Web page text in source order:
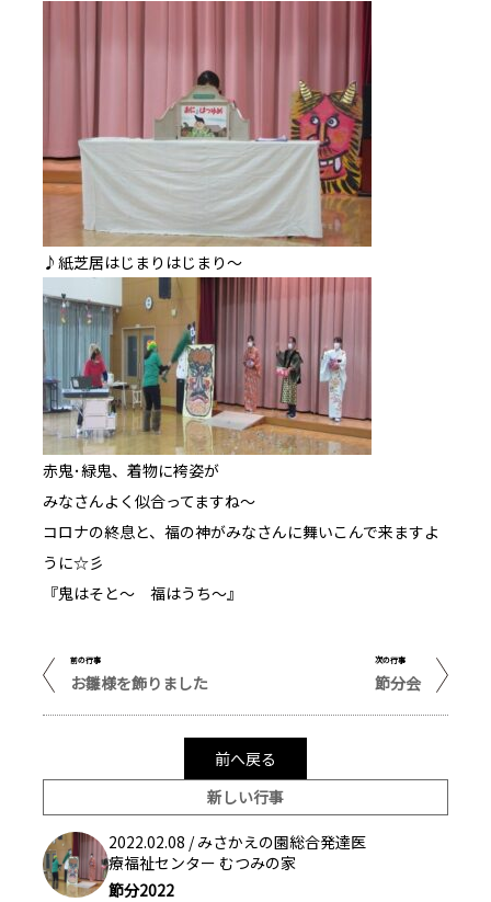
♪紙芝居はじまりはじまり～
赤鬼･緑鬼、着物に袴姿が
みなさんよく似合ってますね～
コロナの終息と、福の神がみなさんに舞いこんで来ますよ
うに☆彡
『鬼はそと～ 福はうち～』
前の行事
お雛様を飾りました
次の行事
節分会
前へ戻る
新しい行事
2022.02.08 /みさかえの園総合発達医
療福祉センター むつみの家
節分2022